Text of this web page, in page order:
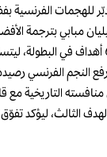
للهجمات الفرنسية
مبابي بترجمة
سجل ثنائية رفعت رصيده إلى 6 أهداف
التاريخية مع
الثالث، ليؤكد